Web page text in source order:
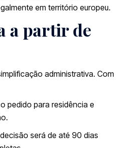
em território europeu.
a partir de
administrativa. Com
pedido para residência e
será de até 90 dias